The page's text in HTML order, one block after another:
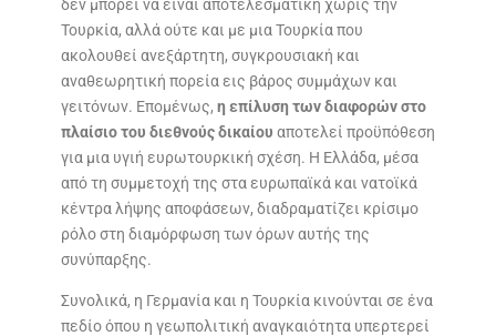
δεν μπορεί να είναι αποτελεσματική χωρίς την
Τουρκία, αλλά ούτε και με μια Τουρκία που
ακολουθεί ανεξάρτητη, συγκρουσιακή και
αναθεωρητική πορεία εις βάρος συμμάχων και
γειτόνων. Επομένως, η επίλυση των διαφορών στο
πλαίσιο του διεθνούς δικαίου αποτελεί προϋπόθεση
για μια υγιή ευρωτουρκική σχέση. Η Ελλάδα, μέσα
από τη συμμετοχή της στα ευρωπαϊκά και νατοϊκά
κέντρα λήψης αποφάσεων, διαδραματίζει κρίσιμο
ρόλο στη διαμόρφωση των όρων αυτής της
συνύπαρξης.
Συνολικά, η Γερμανία και η Τουρκία κινούνται σε ένα
πεδίο όπου η γεωπολιτική αναγκαιότητα υπερτερεί